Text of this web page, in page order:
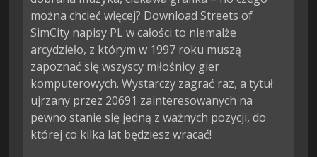
można chcieć więcej? Download Streets of
SimCity napisy PL w całości to niemalże
arcydzieło, z którym w 1997 roku muszą
zapoznać się wszyscy miłośnicy gier
komputerowych. Wystarczy zagrać raz, a tytuł
ujrzany przez 20691 zainteresowanych na
pewno stanie się jedną z ważnych pozycji, do
której co kilka lat będziesz wracać!